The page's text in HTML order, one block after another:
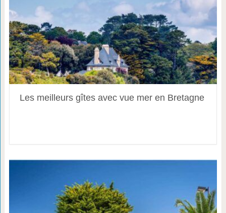
Les meilleurs gîtes avec vue mer en Bretagne